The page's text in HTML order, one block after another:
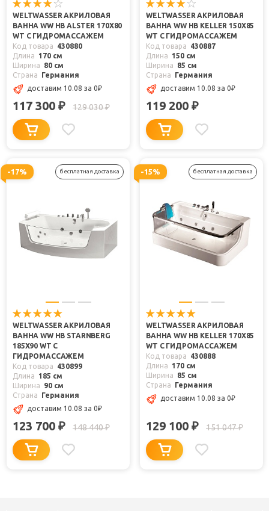
WELTWASSER АКРИЛОВАЯ
ВАННА WW HB ALSTER 170X80
WT С ГИДРОМАССАЖЕМ
Код товара
430880
Длина
170 см
Ширина
80 см
Страна
Германия
доставим 10.08 за 0₽
117 300 ₽ 129 030₽
WELTWASSER АКРИЛОВАЯ
ВАННА WW HB KELLER 150X85
WT С ГИДРОМАССАЖЕМ
Код товара
430887
Длина
150 см
Ширина
85 см
Страна
Германия
доставим 10.08 за 0₽
119 200 ₽
-17% бесплатная доставка
WELTWASSER АКРИЛОВАЯ
ВАННА WW HB STARNBERG
185X90 WT С
ГИДРОМАССАЖЕМ
Код товара
430899
Длина
185 см
Ширина
90 см
Страна
Германия
доставим 10.08 за 0₽
123 700 ₽ 148 440₽
-15% бесплатная доставка
WELTWASSER АКРИЛОВАЯ
ВАННА WW HB KELLER 170X85
WT С ГИДРОМАССАЖЕМ
Код товара
430888
Длина
170 см
Ширина
85 см
Страна
Германия
доставим 10.08 за 0₽
129 100 ₽ 151 047₽